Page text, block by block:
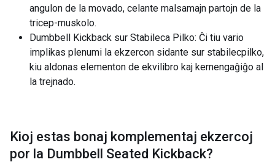
angulon de la movado, celante malsamajn partojn de la
tricep-muskolo.
Dumbbell Kickback sur Stabileca Pilko: Ĉi tiu vario
implikas plenumi la ekzercon sidante sur stabilecpilko,
kiu aldonas elementon de ekvilibro kaj kernengaĝiĝo al
la trejnado.
Kioj estas bonaj komplementaj ekzercoj
por la Dumbbell Seated Kickback?